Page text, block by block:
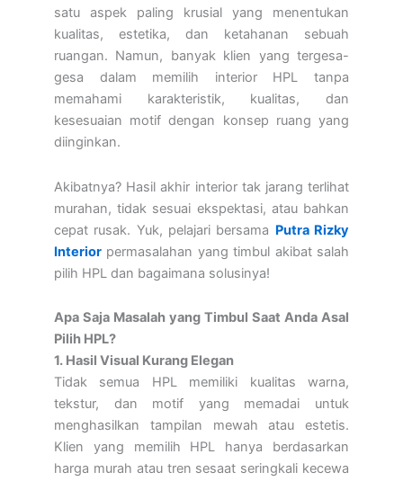
satu aspek paling krusial yang menentukan
kualitas, estetika, dan ketahanan sebuah
ruangan. Namun, banyak klien yang tergesa-
gesa dalam memilih interior HPL tanpa
memahami karakteristik, kualitas, dan
kesesuaian motif dengan konsep ruang yang
diinginkan.
Akibatnya? Hasil akhir interior tak jarang terlihat
murahan, tidak sesuai ekspektasi, atau bahkan
cepat rusak. Yuk, pelajari bersama Putra Rizky
Interior permasalahan yang timbul akibat salah
pilih HPL dan bagaimana solusinya!
Apa Saja Masalah yang Timbul Saat Anda Asal
Pilih HPL?
1. Hasil Visual Kurang Elegan
Tidak semua HPL memiliki kualitas warna,
tekstur, dan motif yang memadai untuk
menghasilkan tampilan mewah atau estetis.
Klien yang memilih HPL hanya berdasarkan
harga murah atau tren sesaat seringkali kecewa